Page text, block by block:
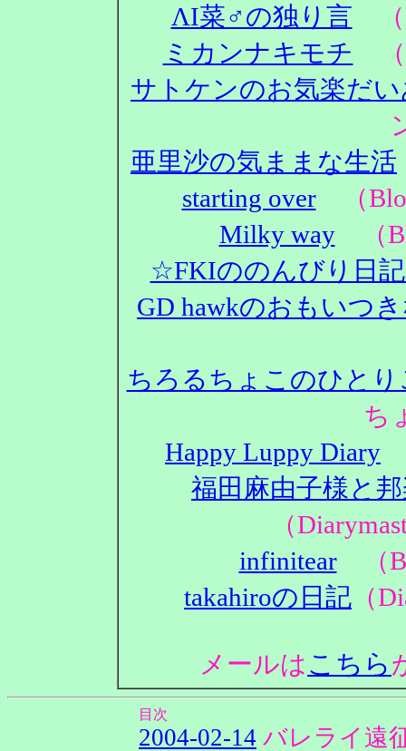
ΛΙ菜♂の独り言 （
ミカンナキモチ （
サトケンのお気楽だ
亜里沙の気ままな生活
starting over（
Milky way（
☆FKIののんびり日
GD hawkのおもいつ
ちろるちょこのひとり
ち
Happy Luppy Diary
福田麻由子様と
（
infinitear（
takahiroの日記 （
メールはこちら
目次
2004-02-14 バレライ遠